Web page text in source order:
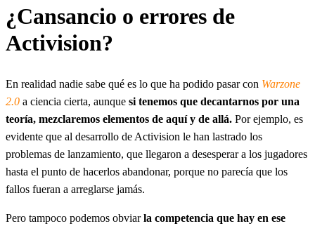
¿Cansancio o errores de
Activision?
En realidad nadie sabe qué es lo que ha podido pasar con Warzone
2.0 a ciencia cierta, aunque si tenemos que decantarnos por una
teoría, mezclaremos elementos de aquí y de allá. Por ejemplo, es
evidente que al desarrollo de Activision le han lastrado los
problemas de lanzamiento, que llegaron a desesperar a los jugadores
hasta el punto de hacerlos abandonar, porque no parecía que los
fallos fueran a arreglarse jamás.
Pero tampoco podemos obviarla competencia que hay en ese